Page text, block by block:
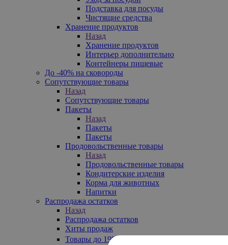
Подставка для посуды
Чистящие средства
Хранение продуктов
Назад
Хранение продуктов
Интерьер дополнительно
Контейнеры пищевые
До -40% на сковороды
Сопутствующие товары
Назад
Сопутствующие товары
Пакеты
Назад
Пакеты
Пакеты
Продовольственные товары
Назад
Продовольственные товары
Кондитерские изделия
Корма для животных
Напитки
Распродажа остатков
Назад
Распродажа остатков
Хиты продаж
Товары до 199₽